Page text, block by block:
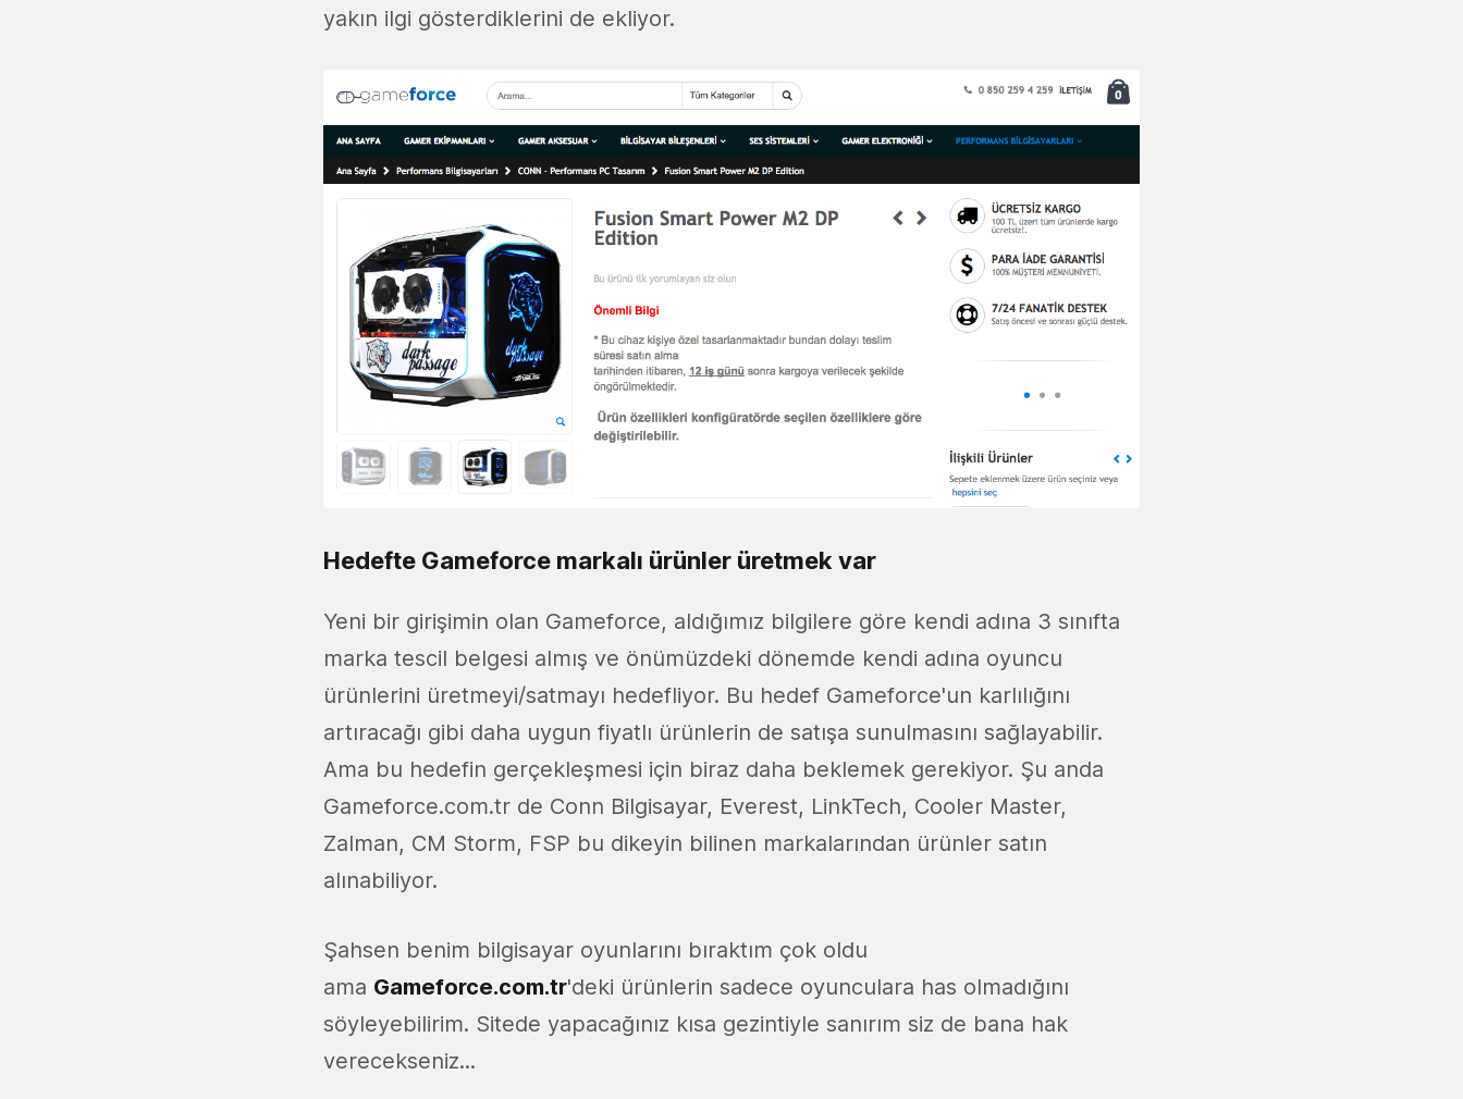
yakın ilgi gösterdiklerini de ekliyor.
Hedefte Gameforce markalı ürünler üretmek var
Yeni bir girişimin olan Gameforce, aldığımız bilgilere göre kendi adına 3 sınıfta
marka tescil belgesi almış ve önümüzdeki dönemde kendi adına oyuncu
ürünlerini üretmeyi/satmayı hedefliyor. Bu hedef Gameforce'un karlılığını
artıracağı gibi daha uygun fiyatlı ürünlerin de satışa sunulmasını sağlayabilir.
Ama bu hedefin gerçekleşmesi için biraz daha beklemek gerekiyor. Şu anda
Gameforce.com.tr de Conn Bilgisayar, Everest, LinkTech, Cooler Master,
Zalman, CM Storm, FSP bu dikeyin bilinen markalarından ürünler satın
alınabiliyor.
Şahsen benim bilgisayar oyunlarını bıraktım çok oldu
ama Gameforce.com.tr'deki ürünlerin sadece oyunculara has olmadığını
söyleyebilirim. Sitede yapacağınız kısa gezintiyle sanırım siz de bana hak
verecekseniz...